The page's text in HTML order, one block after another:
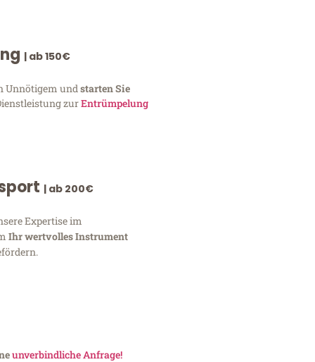
| ab 150€
Unnötigem undstarten Sie
zurEntrümpelung
| ab 200€
Expertise im
Ihr wertvolles Instrument
unverbindliche Anfrage!